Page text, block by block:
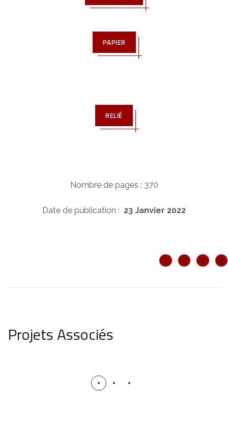
PAPIER
RELIÉ
Nombre de pages : 370
Date de publication : 23 Janvier 2022
Projets Associés